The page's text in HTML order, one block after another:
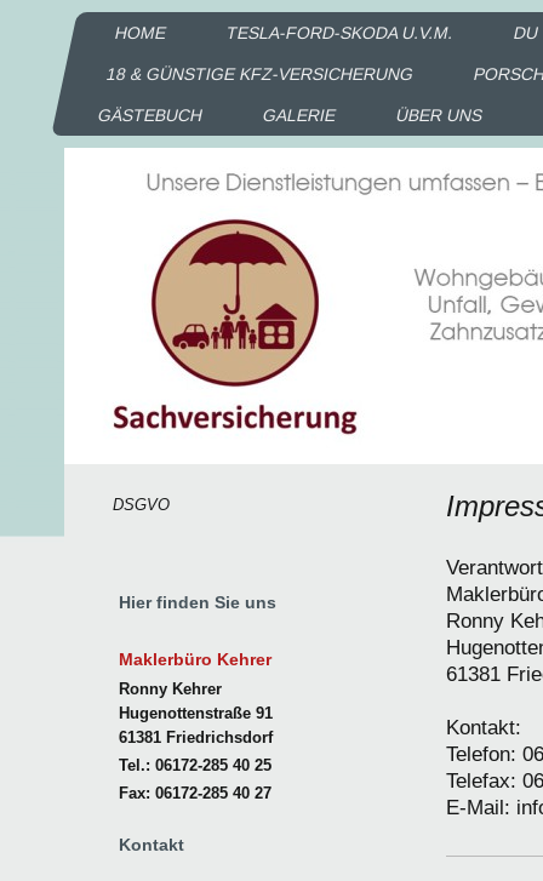
HOME TESLA-FORD-SKODA U.V.M. DU
18 & GÜNSTIGE KFZ-VERSICHERUNG
GÄSTEBUCH GALERIE ÜBER UNS
Ronny
61381
Kontakt:
Telefon:
Telefax:
E-Mail:
DSGVO
Hier finden Sie uns
Maklerbüro Kehrer
Ronny Kehrer
Hugenottenstraße 91
61381 Friedrichsdorf
Tel.: 06172-285 40 25
Fax: 06172-285 40 27
Kontakt